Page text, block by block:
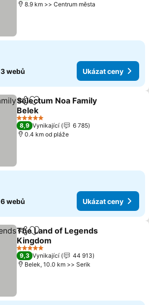
8.9 km >> Centrum města
3 webů Ukázat ceny
SdíletPřidat na seznam oblíbených
Selectum Noa Family
Belek
Ukázat ceny
5 Počet hvězdiček
8,9 Vynikající
6 785
0.4 km od pláže
6 webů Ukázat ceny
SdíletPřidat na seznam oblíbených
The Land of Legends
Kingdom
Ukázat ceny
5 Počet hvězdiček
9,3 Vynikající
44 913
Belek, 10.0 km >> Serik